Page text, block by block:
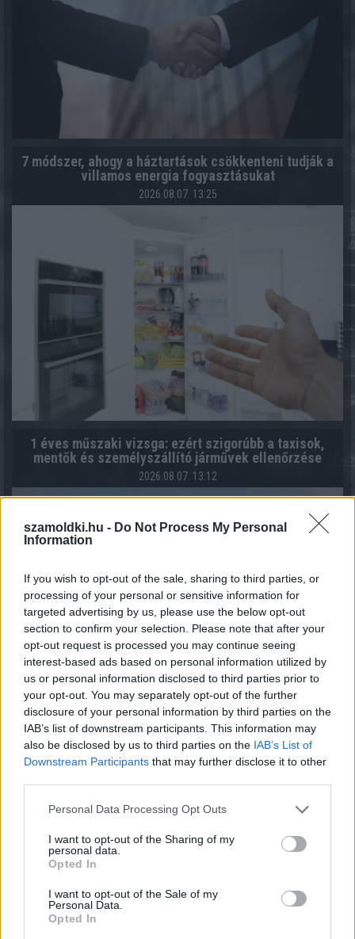
szamoldki.hu - Do Not Process My Personal
Information
If you wish to opt-out of the sale, sharing to third parties, or
processing of your personal or sensitive information for
targeted advertising by us, please use the below opt-out
section to confirm your selection. Please note that after your
opt-out request is processed you may continue seeing
interest-based ads based on personal information utilized by
us or personal information disclosed to third parties prior to
your opt-out. You may separately opt-out of the further
disclosure of your personal information by third parties on the
IAB’s list of downstream participants. This information may
also be disclosed by us to third parties on the IAB’s List of
Downstream Participants that may further disclose it to other
Please note that this website/app uses one or more Google
not limited to your visit or usage behaviour. You may click to
grant or deny consent to Google and its third-party tags to
use your data for below specified purposes in below Google
consent section.
Personal Data Processing Opt Outs
I want to opt-out of the Sharing of my
personal data.
Opted In
I want to opt-out of the Sale of my
Personal Data.
Opted In
7 módszer, ahogy a háztartások csökkenteni tudják a
villamos energia fogyasztásukat
2026.08.07. 13:25
1 éves műszaki vizsga: ezért szigorúbb a taxisok,
mentők és személyszállító járművek ellenőrzése
2026.08.07. 13:12
Fenntarthatóbb nyaralás külföldön: hét egyszerű
szokás, amellyel a magyar utazók csökkenthetik
környezeti lábnyomukat